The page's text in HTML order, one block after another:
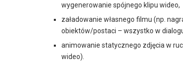
wygenerowanie spójnego klipu wideo,
załadowanie własnego filmu (np.
obiektów/postaci – wszystko w
animowanie statycznego zdjęcia w
wideo).